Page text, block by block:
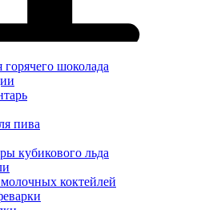
шоколада
пива
кубикового льда
коктейлей